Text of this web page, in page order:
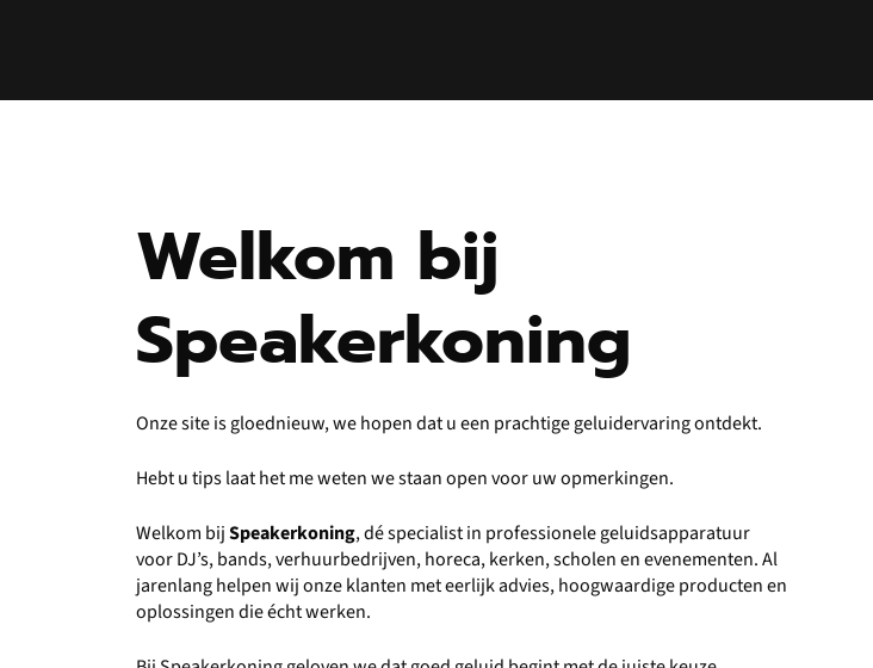
Welkom bij
Speakerkoning
Onze site is gloednieuw, we hopen dat u een prachtige geluidervaring ontdekt.
Hebt u tips laat het me weten we staan open voor uw opmerkingen.
Welkom bijSpeakerkoning, dé specialist in professionele geluidsapparatuur
voor DJ’s, bands, verhuurbedrijven, horeca, kerken, scholen en evenementen. Al
jarenlang helpen wij onze klanten met eerlijk advies, hoogwaardige producten en
oplossingen die écht werken.